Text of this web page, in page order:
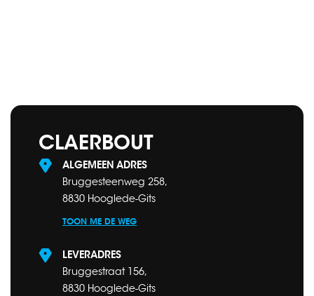
CLAERBOUT
ALGEMEEN ADRES
Bruggesteenweg 258,
8830 Hooglede-Gits
TOON ME DE WEG
LEVERADRES
Bruggestraat 156,
8830 Hooglede-Gits